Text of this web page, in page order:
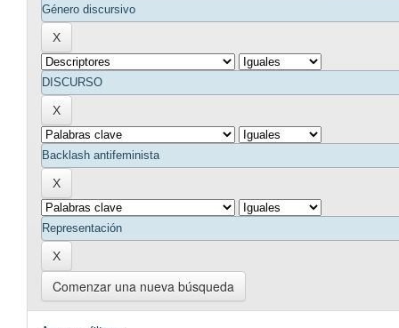
Comenzar una nueva búsqueda